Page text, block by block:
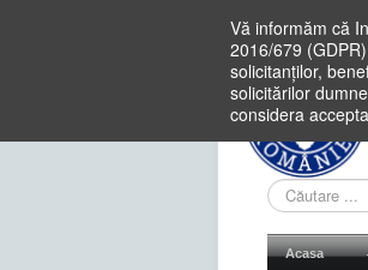
Vă informăm că
2016/679
solicitanților,
solicitărilor
considera
Cauta
in
site
Acasa